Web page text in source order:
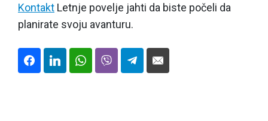
Kontakt Letnje povelje jahti da biste počeli da
planirate svoju avanturu.